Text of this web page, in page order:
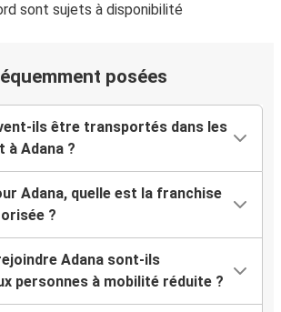
sont sujets à disponibilité
posées
ils être transportés dans les
à Adana ?
Adana, quelle est la franchise
?
Adana sont-ils
personnes à mobilité réduite ?